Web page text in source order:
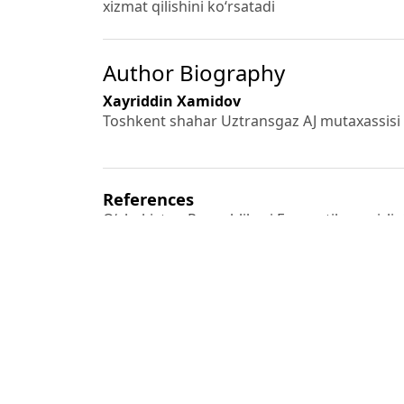
xizmat qilishini ko‘rsatadi
Author Biography
Xayriddin Xamidov
Toshkent shahar Uztransgaz AJ mutaxassisi
References
O‘zbekiston Respublikasi Energetika